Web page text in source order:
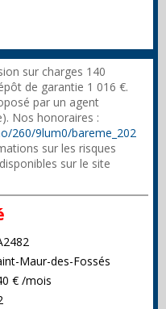
sur charges 140
de garantie 1 016 €.
par un agent
Nos honoraires :
260/9lum0/bareme_202
sur les risques
sur le site
Maur-des-Fossés
€ /mois